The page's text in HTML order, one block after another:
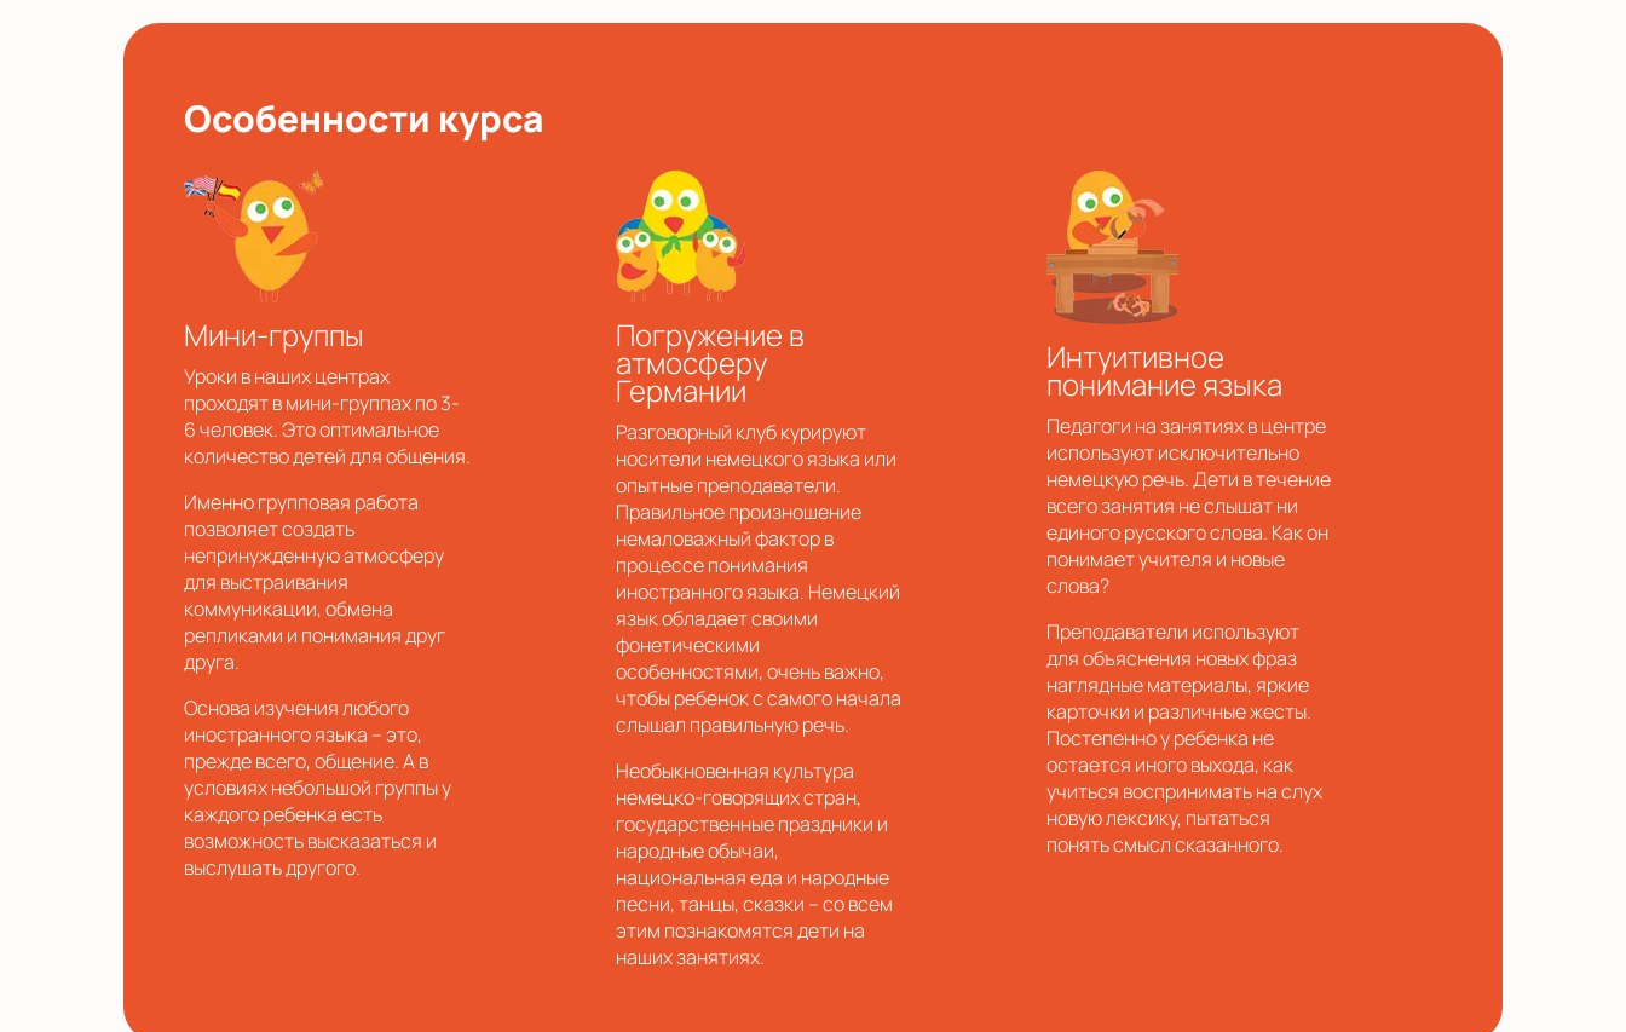
Особенности курса
Мини-группы
Уроки в наших центрах
проходят в мини-группах по 3-
6 человек. Это оптимальное
количество детей для общения.
Именно групповая работа
позволяет создать
непринужденную атмосферу
для выстраивания
коммуникации, обмена
репликами и понимания друг
друга.
Основа изучения любого
иностранного языка – это,
прежде всего, общение. А в
условиях небольшой группы у
каждого ребенка есть
возможность высказаться и
выслушать другого.
Погружение в
атмосферу
Германии
Разговорный клуб курируют
носители немецкого языка или
опытные преподаватели.
Правильное произношение
немаловажный фактор в
процессе понимания
иностранного языка. Немецкий
язык обладает своими
фонетическими
особенностями, очень важно,
чтобы ребенок с самого начала
слышал правильную речь.
Необыкновенная культура
немецко-говорящих стран,
государственные праздники и
народные обычаи,
национальная еда и народные
песни, танцы, сказки – со всем
этим познакомятся дети на
наших занятиях.
Интуитивное
понимание языка
Педагоги на занятиях в центре
используют исключительно
немецкую речь. Дети в течение
всего занятия не слышат ни
единого русского слова. Как он
понимает учителя и новые
слова?
Преподаватели используют
для объяснения новых фраз
наглядные материалы, яркие
карточки и различные жесты.
Постепенно у ребенка не
остается иного выхода, как
учиться воспринимать на слух
новую лексику, пытаться
понять смысл сказанного.